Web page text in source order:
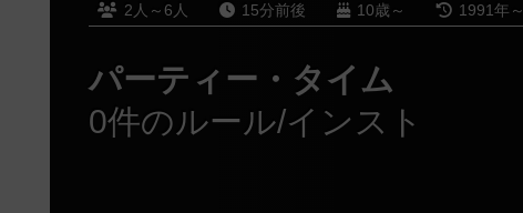
2人～6人 15分前後 10歳～ 1991年～
パーティー・タイム
0件のルール/インスト